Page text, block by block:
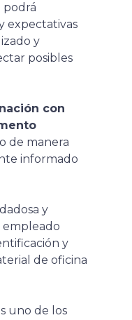
podrá
expectativas
y
posibles
con
de manera
informado
y
y
de oficina
uno de los